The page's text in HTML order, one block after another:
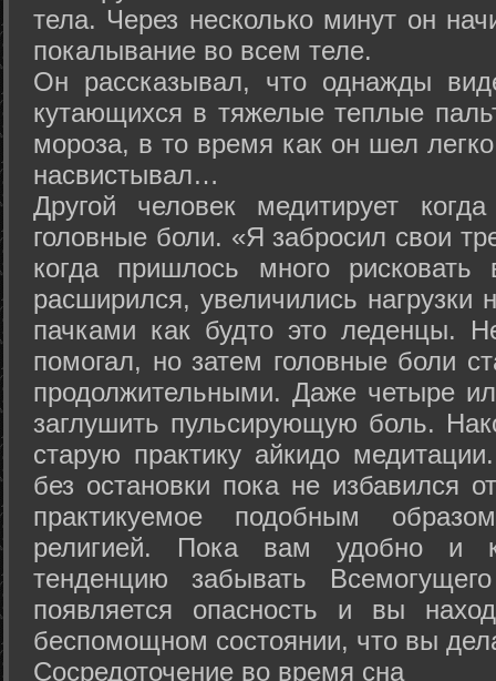
тела. Через несколько минут он
покалывание во всем теле.
Он рассказывал, что однажды
кутающихся в тяжелые теплые
мороза, в то время как он шел
насвистывал…
Другой человек медитирует
головные боли. «Я забросил свои
когда пришлось много
расширился, увеличились нагрузки
пачками как будто это леденцы.
помогал, но затем головные боли
продолжительными. Даже четыре
заглушить пульсирующую боль.
старую практику айкидо
без остановки пока не избавился
практикуемое подобным
религией. Пока вам удобно и
тенденцию забывать
появляется опасность и вы
беспомощном состоянии, что вы
Сосредоточение во время сна